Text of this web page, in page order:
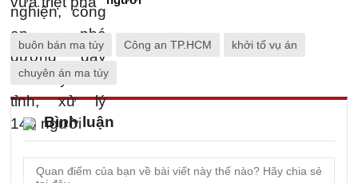
buôn bán ma túy Công an TP.HCM khởi tố vụ án
chuyên án ma túy
Bình luận